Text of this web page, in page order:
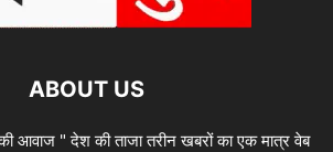
ABOUT US
आवाज " देश की ताजा तरीन खबरों का एक मात्र वेब